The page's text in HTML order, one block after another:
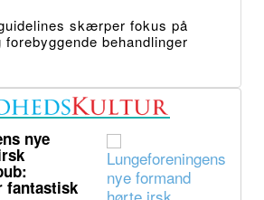
skærper fokus på
behandlinger
nye
fantastisk